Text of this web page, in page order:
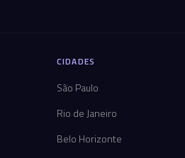
CIDADES
São Paulo
Rio de Janeiro
Belo Horizonte